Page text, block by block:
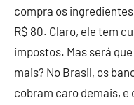
compra os
R$ 80. Claro, ele tem
impostos. Mas será
mais? No Brasil, os
cobram caro demais, e